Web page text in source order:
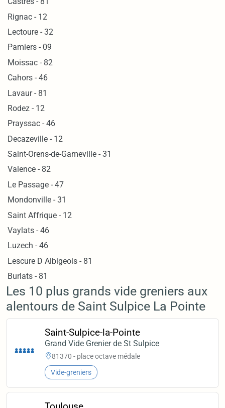
Rignac - 12
Lectoure - 32
Pamiers - 09
Moissac - 82
Cahors - 46
Lavaur - 81
Rodez - 12
Prayssac - 46
Decazeville - 12
Saint-Orens-de-Gameville - 31
Valence - 82
Le Passage - 47
Mondonville - 31
Saint Affrique - 12
Vaylats - 46
Luzech - 46
Lescure D Albigeois - 81
Burlats - 81
Les 10 plus grands vide greniers aux
alentours de Saint Sulpice La Pointe
Saint-Sulpice-la-Pointe
Grand Vide Grenier de St Sulpice
81370 - place octave médale
Vide-greniers